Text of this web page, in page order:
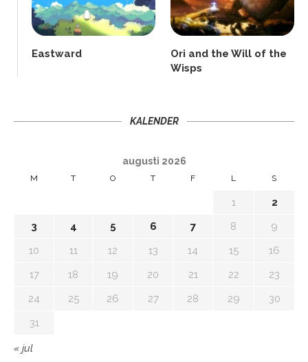
Eastward
Ori and the Will of the
Wisps
KALENDER
augusti 2026
M T O T F L S
1
2
3
4 5 6 7 8
9
10
11 12 13 14 15
16
17
18 19 20 21 22
23
24
25 26 27 28 29
30
31
« jul